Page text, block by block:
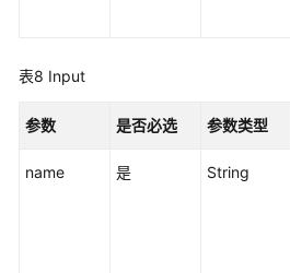
通
参
表8 Input
参数 是否必选 参数类型
name 是 String